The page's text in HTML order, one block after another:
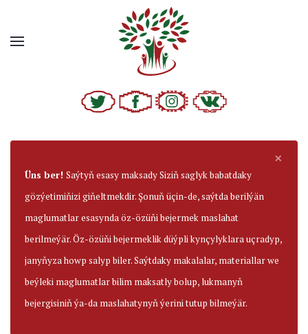
×
Üns ber! Saýtyň esasy maksady Siziň saglyk babatdaky
gözýetimiňizi giňeltmekdir. Şonuň üçin-de, saýtda berilýän
maglumatlar esasynda öz-özüňi bejermek maslahat
berilmeýär. Öz-özüňi bejermeklik düýpli kynçylyklara uçradyp,
janyňyza howp salyp biler. Saýtdaky makalalar, materiallar we
beýleki maglumatlar bilim maksatly bolup, lukmanyň
bejergisiniň ýa-da maslahatynyň ýerini tutup bilmeýär.